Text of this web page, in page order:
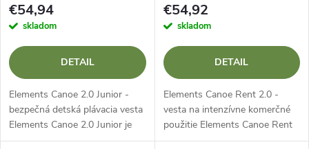
€54,94
skladom
DETAIL
Elements Canoe 2.0 Junior -
bezpečná detská plávacia vesta
Elements Canoe 2.0 Junior je
detská plávacia vesta navrhnutá
€54,92
skladom
DETAIL
Elements Canoe Rent 2.0 -
vesta na intenzívne komerčné
použitie Elements Canoe Rent
2.0 je odolná plávajúca vesta